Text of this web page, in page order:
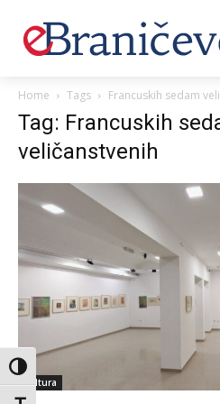
Toggle High Contrast
Home Tags Francuskih sedam
Tag: Francuskih
veličanstvenih
Kultura